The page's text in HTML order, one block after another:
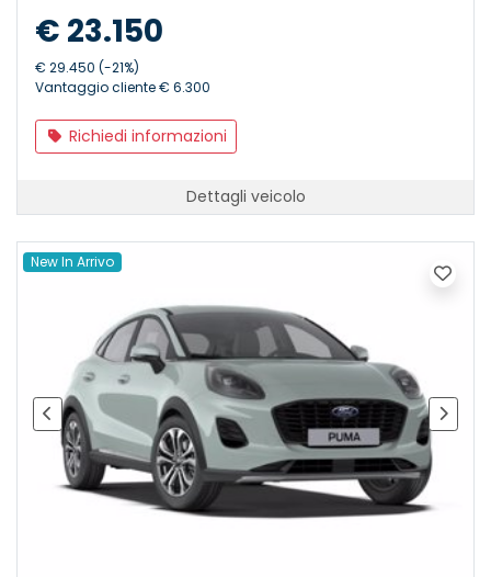
€ 23.150
€ 29.450 (-21%)
Vantaggio cliente € 6.300
Richiedi informazioni
Dettagli veicolo
New In Arrivo